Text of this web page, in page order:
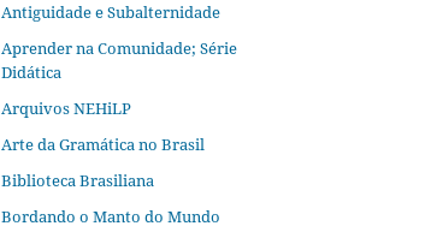
Antiguidade e Subalternidade
Aprender na Comunidade; Série
Didática
Arquivos NEHiLP
Arte da Gramática no Brasil
Biblioteca Brasiliana
Bordando o Manto do Mundo